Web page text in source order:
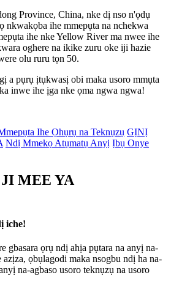
Province, China, nke dị nso n'ọdụ
nkwakọba ihe mmepụta na nchekwa
ihe nke Yellow River ma nwee ihe
oghere na ikike zuru oke iji hazie
olu ruru tọn 50.
a pụrụ ịtụkwasị obi maka usoro mmụta
inwe ihe ịga nke ọma ngwa ngwa!
Ihe Ọhụrụ na Teknụzụ GỊNỊ
Ndị Mmekọ Atụmatụ Anyị Ịbụ Onye
MEE YA
iche!
gbasara ọrụ ndị ahịa pụtara na anyị na-
ọbụlagodi maka nsogbu ndị ha na-
na-agbaso usoro teknụzụ na usoro